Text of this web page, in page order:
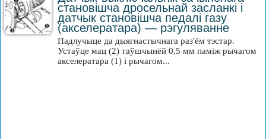
становішча дросельнай засланкі і
датчык становішча педалі газу
(акселератара) — рэгуляванне
Падлучыце да дыягнастычнага раз'ём тэстар.
Устаўце мац (2) таўшчынёй 0,5 мм паміж рычагом
акселератара (1) і рычагом...